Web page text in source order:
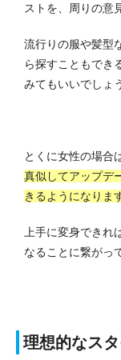
ストを、周りの意
流行りの服や髪型
ら探すこともでき
みてもいいでしょ
とくに女性の場合
真似してアップデ
きるようになりま
上手に変身でき
なることに繋がっ
理想的なス